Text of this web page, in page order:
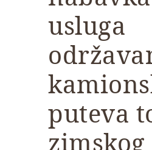
usluga
puteva
zimskog